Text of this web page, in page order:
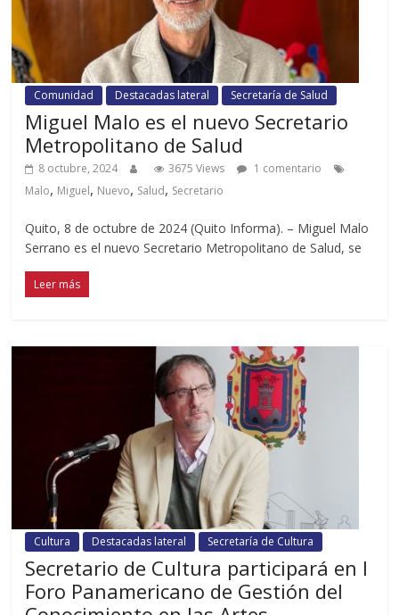
Comunidad Destacadas lateral Secretaría de Salud
Miguel Malo es el nuevo Secretario
Metropolitano de Salud
8 octubre, 2024 3675 Views
1 comentario
Malo, Miguel, Nuevo, Salud, Secretario
Quito, 8 de octubre de 2024 (Quito Informa). – Miguel Malo
Serrano es el nuevo Secretario Metropolitano de Salud, se
Leer más
Cultura Destacadas lateral Secretaría de Cultura
Secretario de Cultura participará en I
Foro Panamericano de Gestión del